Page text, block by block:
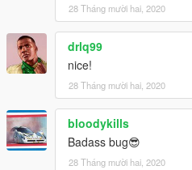
28 Tháng mười hai, 2020
drlq99
nice!
28 Tháng mười hai, 2020
bloodykills
Badass bug😎
28 Tháng mười hai, 2020